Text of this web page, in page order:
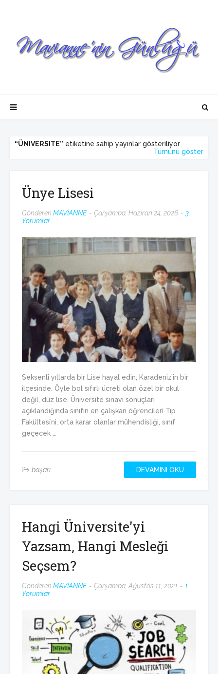
ÜNIVERSITE
etiketine sahip yayınlar gösteriliyor
Tümünü göster
Ünye Lisesi
Gönderen MAVİANNE Çarşamba, Haziran 24, 2026
3
Yorumlar
Seksenli yıllarda bir Lise hayal edin; Karadeniz’in bir
ilçesinde. Öyle bol sıfırlı ücreti olan özel bir okul
değil, düz lise. Üniversite sınavı sonuçları
açıklandığında sınıfın en çalışkan öğrencileri Tıp
Fakültesi’ni, orta karar olanlar mühendisliği, sınıf
geçecek …
başarı DEVAMINI OKU
Hangi Üniversite'yi
Yazsam, Hangi Mesleği
Seçsem?
Gönderen MAVİANNE Çarşamba, Ağustos 11, 2021
1
Yorumlar